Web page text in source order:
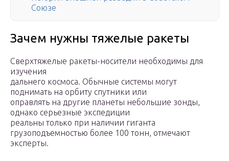
Союзе
Зачем нужны тяжелые ракеты
Сверхтяжелые ракеты-носители необходимы для
изучения
дальнего космоса. Обычные системы могут
поднимать на орбиту спутники или
оправлять на другие планеты небольшие зонды,
однако серьезные экспедиции
реальны только при наличии гиганта
грузоподъемностью более 100 тонн, отмечают
эксперты.